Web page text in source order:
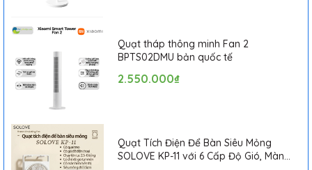
Quạt tháp thông minh Fan 2
BPTS02DMU bản quốc tế
2.550.000₫
Quạt Tích Điện Để Bàn Siêu Mỏng
SOLOVE KP-11 với 6 Cấp Độ Gió, Màn